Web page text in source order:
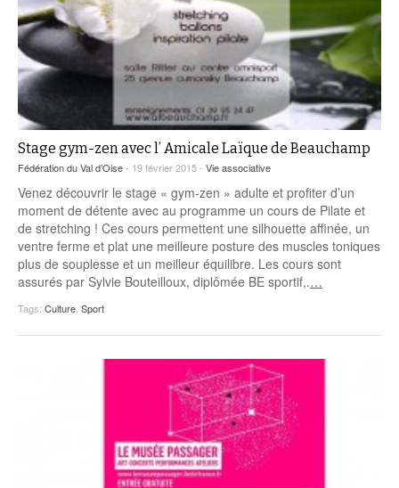
Stage gym-zen avec l’ Amicale Laïque de Beauchamp
Fédération du Val d’Oise- 19 février 2015 - Vie associative
Venez découvrir le stage « gym-zen » adulte et profiter d’un
moment de détente avec au programme un cours de Pilate et
de stretching ! Ces cours permettent une silhouette affinée, un
ventre ferme et plat une meilleure posture des muscles toniques
plus de souplesse et un meilleur équilibre. Les cours sont
assurés par Sylvie Bouteilloux, diplômée BE sportif,.…
Tags: Culture, Sport